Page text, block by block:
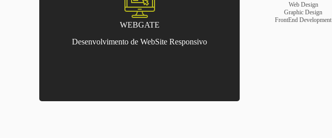
WEBGATE
Desenvolvimento de WebSite Responsivo
Web Design
Graphic Design
FrontEnd Development